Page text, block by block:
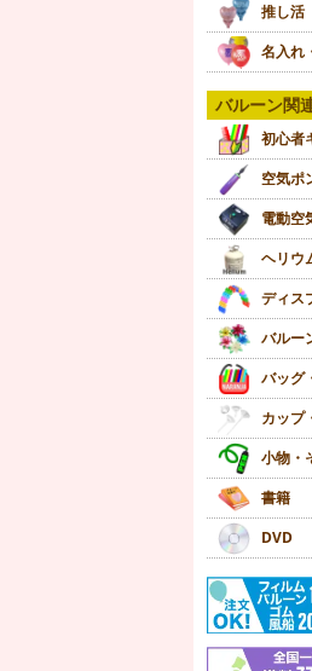
推し活
名入れ
バルーン関
初心者
空気ポ
電動空
ヘリウ
ディス
バルー
バッグ
カップ
小物・
書籍
DVD